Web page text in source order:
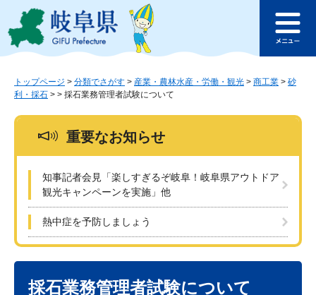
ジ
ュ
このページの本文へ
ュ
トップページ > 分類でさがす > 産業・農林水産・労働・観光 > 商工業 > 砂
利・採石 > > 採石業務管理者試験について
重要なお知らせ
知事記者会見「楽しすぎるぞ岐阜！岐阜県アウトドア
観光キャンペーンを実施」他
熱中症を予防しましょう
採石業務管理者試験について